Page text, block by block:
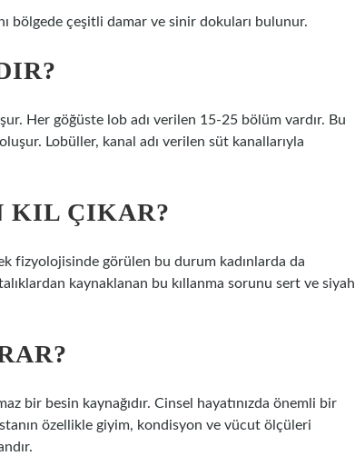
bölgede çeşitli damar ve sinir dokuları bulunur.
Her göğüste lob adı verilen 15-25 bölüm vardır. Bu
Lobüller, kanal adı verilen süt kanallarıyla
KIL ÇIKAR?
fizyolojisinde görülen bu durum kadınlarda da
kaynaklanan bu kıllanma sorunu sert ve siyah
bir besin kaynağıdır. Cinsel hayatınızda önemli bir
özellikle giyim, kondisyon ve vücut ölçüleri